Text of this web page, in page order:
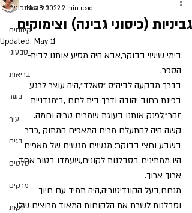
כל המתכונים
קינוחים
טבעוני
בריאות
בשר
עוף
דגים
סלטים
מרקים
ירקות
גביניות (כיסוני גבינה) וצימוקים
Nov 8, 2022 2 min read
Updated: May 11
בימי שישי בבוקר,אבא היה מסיע אותנו לבית-
הספר.
בדרך מבקעה לביה״ס ״סאלד״,היה עוצר לרגע
בפינת רחוב יהודה ודרך בית לחם ,ב״מגדניית
זהר״,לפנק אותנו בעוגת שמרים טריה וחמה.
קשה היה להתעלם מריח המאפים המתוק ,כבר
בשבע וחצי בבוקר: מגשים מגשים של מאפים
היו ממתינים בסבלנות לקונים,שעמדו בטור אחד
ארוך ארוך.
מנחם,בעל הקונדיטוריה,היה תמיד עם חיוך
וסבלנות לשרת את הלקוחות המאוד מרוצים שלו.